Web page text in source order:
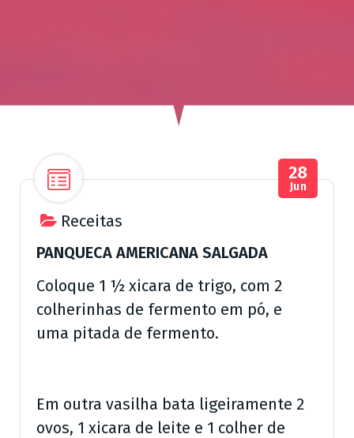
Receitas
28
Jun
PANQUECA AMERICANA SALGADA
Coloque 1 ½ xicara de trigo, com 2
colherinhas de fermento em pó, e
uma pitada de fermento.
Em outra vasilha bata ligeiramente 2
ovos, 1 xicara de leite e 1 colher de